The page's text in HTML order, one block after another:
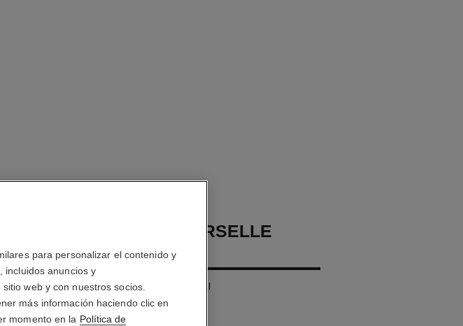
POUDRE UNIVERSELLE
LIBRE
Polvos Sueltos Acabado Natural
Más información
para personalizar el contenido y
incluidos anuncios y
web y con nuestros socios.
más información haciendo clic en
momento en la Política de